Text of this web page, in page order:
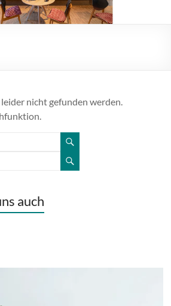
nicht gefunden werden.
auch